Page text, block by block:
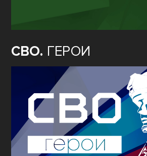
СВО. ГЕРОИ